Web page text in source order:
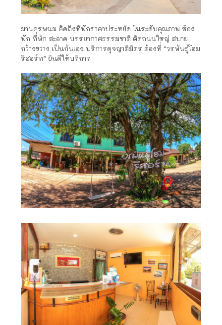
มานครพนม คิดถึงที่พักราคาประหยัด​ ในระดับคุณภาพ ห้อง
พัก ที่พัก สะอาด บรรยากาศธรรมชาติ ติดถนนใหญ่ สบาย
กว้างขวาง​ เป็นกันเอง​ บริการ​ดุจญาติมิตร ต้องที่​ “วรพันธุ์โฮม
รีสอร์ท” ยินดีให้บริการ